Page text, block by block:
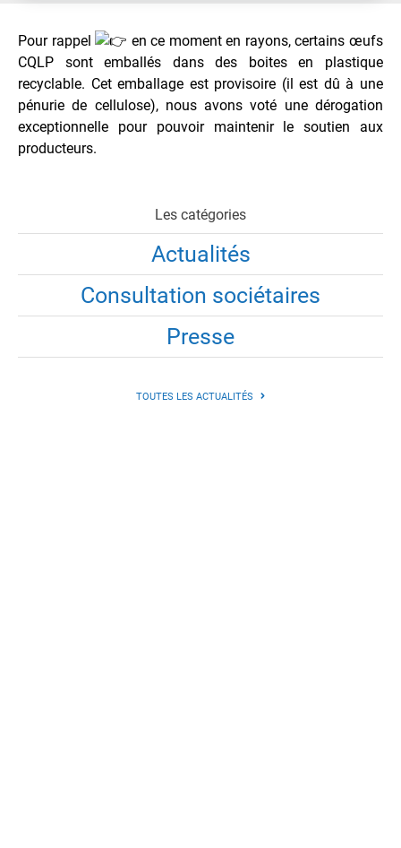
Pour rappel
en ce moment en rayons, certains œufs
CQLP sont emballés dans des boites en plastique
recyclable. Cet emballage est provisoire (il est dû à une
pénurie de cellulose), nous avons voté une dérogation
exceptionnelle pour pouvoir maintenir le soutien aux
producteurs.
Les catégories
Actualités
Consultation sociétaires
Presse
TOUTES LES ACTUALITÉS